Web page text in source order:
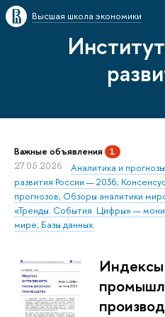
Высшая школа экономики
Важные объявления 1
27.05.2026
Аналитика и
развития России — 2036;
прогнозов; Обзоры аналитики
«Тренды. События. Цифры» —
мире; Базы данных.
Индексы